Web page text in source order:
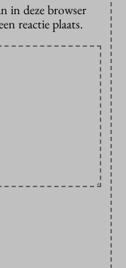
in deze browser
reactie plaats.